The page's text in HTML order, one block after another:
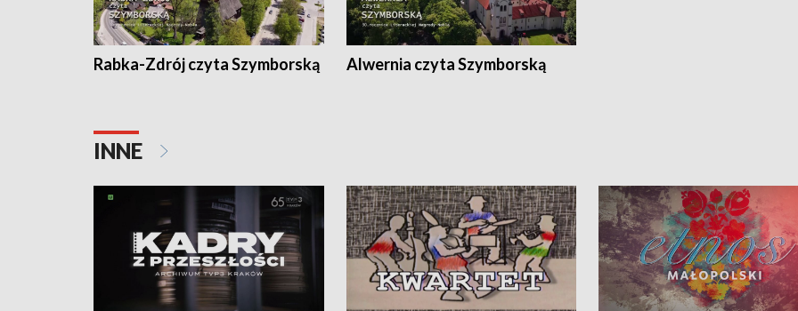
Rabka-Zdrój czyta Szymborską Alwernia czyta Szymborską
INNE